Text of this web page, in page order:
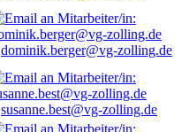
dominik.berger@vg-zolling.de
susanne.best@vg-zolling.de